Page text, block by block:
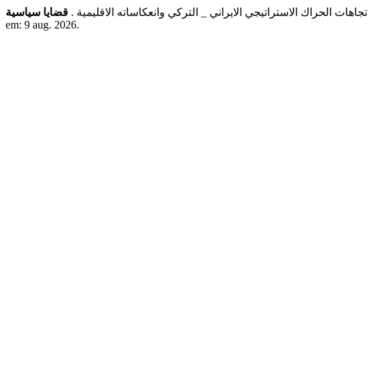
اتجاهات الحراك الاستراتيجي الايراني _ التركي وانعكاساته الاقليمية . قضايا سياسية
em: 9 aug. 2026.